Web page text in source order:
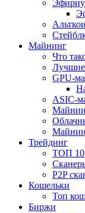
Майнинг
Что
GPU-
ASIC-
Трейдинг
ТОП 10
P2P
Кошельки
Топ
Биржи